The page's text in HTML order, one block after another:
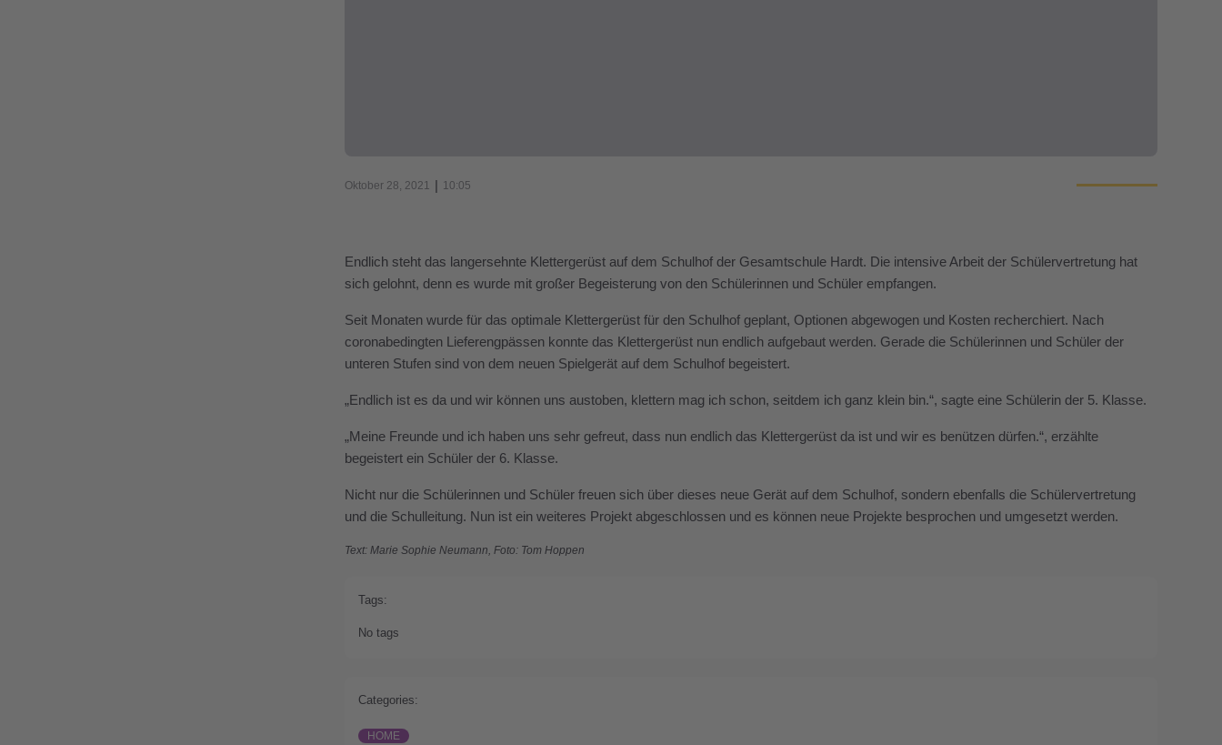
Oktober 28, 2021 | 10:05
Endlich steht das langersehnte Klettergerüst auf dem Schulhof der Gesamtschule Hardt. Die intensive Arbeit der Schülervertretung hat
sich gelohnt, denn es wurde mit großer Begeisterung von den Schülerinnen und Schüler empfangen.
Seit Monaten wurde für das optimale Klettergerüst für den Schulhof geplant, Optionen abgewogen und Kosten recherchiert. Nach
coronabedingten Lieferengpässen konnte das Klettergerüst nun endlich aufgebaut werden. Gerade die Schülerinnen und Schüler der
unteren Stufen sind von dem neuen Spielgerät auf dem Schulhof begeistert.
„Endlich ist es da und wir können uns austoben, klettern mag ich schon, seitdem ich ganz klein bin.“, sagte eine Schülerin der 5. Klasse.
„Meine Freunde und ich haben uns sehr gefreut, dass nun endlich das Klettergerüst da ist und wir es benützen dürfen.“, erzählte
begeistert ein Schüler der 6. Klasse.
Nicht nur die Schülerinnen und Schüler freuen sich über dieses neue Gerät auf dem Schulhof, sondern ebenfalls die Schülervertretung
und die Schulleitung. Nun ist ein weiteres Projekt abgeschlossen und es können neue Projekte besprochen und umgesetzt werden.
Text: Marie Sophie Neumann, Foto: Tom Hoppen
Tags:
No tags
Categories:
HOME